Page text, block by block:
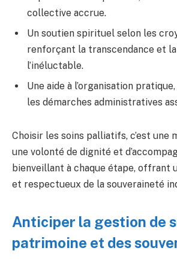
collective accrue.
Un soutien spirituel selon les
renforçant la transcendance et
l’inéluctable.
Une aide à l’organisation
les démarches administratives
Choisir les soins palliatifs, c’est une
une volonté de dignité et
bienveillant à chaque étape, offrant
et respectueux de la souveraineté
Anticiper la gestion de
patrimoine et des